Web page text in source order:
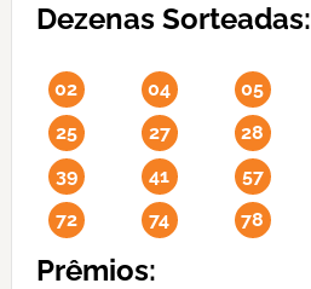
Dezenas Sorteadas:
02 04 05
25
27 28
39
41 57
72
74 78
Prêmios: